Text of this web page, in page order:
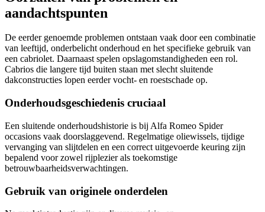
aandachtspunten
De eerder genoemde problemen ontstaan vaak door een combinatie
van leeftijd, onderbelicht onderhoud en het specifieke gebruik van
een cabriolet. Daarnaast spelen opslagomstandigheden een rol.
Cabrios die langere tijd buiten staan met slecht sluitende
dakconstructies lopen eerder vocht- en roestschade op.
Onderhoudsgeschiedenis cruciaal
Een sluitende onderhoudshistorie is bij Alfa Romeo Spider
occasions vaak doorslaggevend. Regelmatige oliewissels, tijdige
vervanging van slijtdelen en een correct uitgevoerde keuring zijn
bepalend voor zowel rijplezier als toekomstige
betrouwbaarheidsverwachtingen.
Gebruik van originele onderdelen